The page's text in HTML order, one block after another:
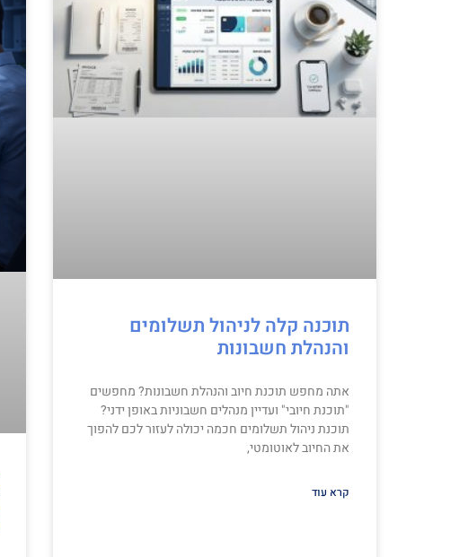
תוכנה קלה לניהול תשלומים
והנהלת חשבונות
אתה מחפש תוכנת חיוב והנהלת חשבונות? מחפשים
"תוכנת חיובי" ועדיין מנהלים חשבוניות באופן ידני?
תוכנת ניהול תשלומים חכמה יכולה לעזור לכם להפוך
את החיוב לאוטומטי,
קרא עוד